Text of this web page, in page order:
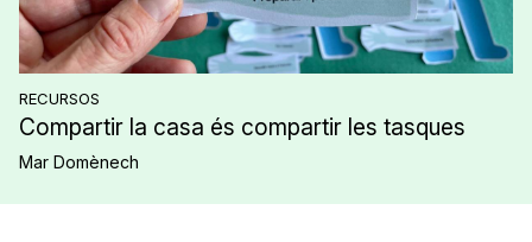
RECURSOS
Compartir la casa és compartir les tasques
Mar Domènech